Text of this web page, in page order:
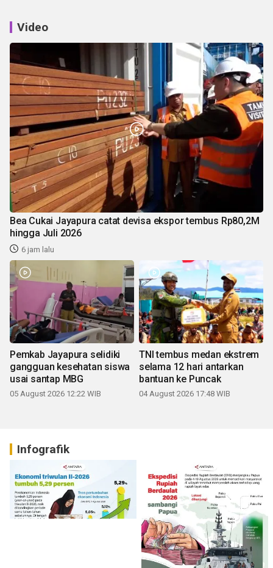
Video
Bea Cukai Jayapura catat devisa ekspor tembus Rp80,2M
hingga Juli 2026
6 jam lalu
Pemkab Jayapura selidiki
gangguan kesehatan siswa
usai santap MBG
05 August 2026 12:22 WIB
TNI tembus medan ekstrem
selama 12 hari antarkan
bantuan ke Puncak
04 August 2026 17:48 WIB
Infografik